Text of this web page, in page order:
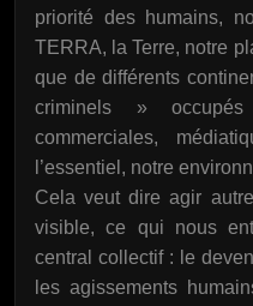
priorité des humains,
TERRA, la Terre, notre
que de différents
criminels »
commerciales,
l’essentiel, notre
Cela veut dire agir
visible, ce qui nous
central collectif : le
les agissements